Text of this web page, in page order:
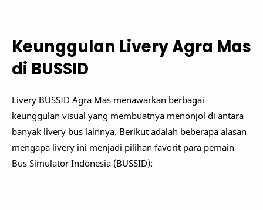
Keunggulan Livery Agra Mas
di BUSSID
Livery BUSSID Agra Mas menawarkan berbagai
keunggulan visual yang membuatnya menonjol di antara
banyak livery bus lainnya. Berikut adalah beberapa alasan
mengapa livery ini menjadi pilihan favorit para pemain
Bus Simulator Indonesia (BUSSID):